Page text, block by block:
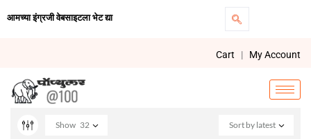
आमच्या इंग्रजी वेबसाइटला भेट द्या
Cart | My Account
Sort by latest
Show 32